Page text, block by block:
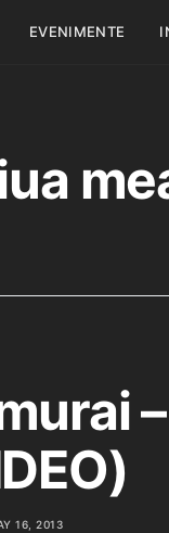
EVENIMENTE
16, 2013